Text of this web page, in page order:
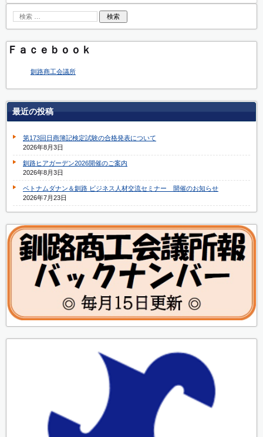
Ｆａｃｅｂｏｏｋ
釧路商工会議所
最近の投稿
第173回日商簿記検定試験の合格発表について
2026年8月3日
釧路ヒアガーデン2026開催のご案内
2026年8月3日
ベトナムダナン＆釧路 ビジネス人材交流セミナー 開催のお知らせ
2026年7月23日